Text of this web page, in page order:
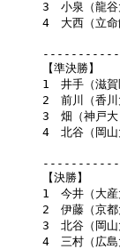
3　小泉（龍谷大）
4　大西（立命館）
【準決勝】
1　井手（滋賀医大）	2	７
2　前川（香川大）	3	８’０
3　畑（神戸大）		4	８’２０”５
4　北谷（岡山大）	1	７’５
【決勝】
1　今井（大産大）
2　伊藤（京都大A）	1	７’
3　北谷（岡山大）	3	８’０
4　三村（広島大）	2	７’５